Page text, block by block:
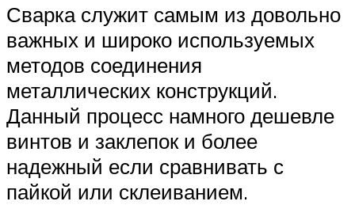
Сварка служит самым из довольно
важных и широко используемых
методов соединения
металлических конструкций.
Данный процесс намного дешевле
винтов и заклепок и более
надежный если сравнивать с
пайкой или склеиванием.